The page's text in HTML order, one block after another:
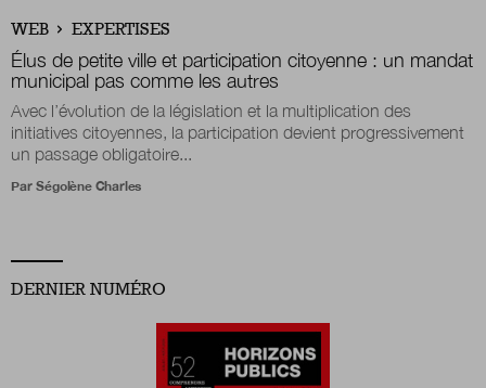
Newsletter
Renseignez votre email afin de suivre l'actualité
de la transformation publique.
Nous suivre sur Twitter
WEB EXPERTISES
Élus de petite ville et participation citoyenne : un mandat
municipal pas comme les autres
Avec l’évolution de la législation et la multiplication des
initiatives citoyennes, la participation devient progressivement
un passage obligatoire...
Par Ségolène Charles
DERNIER NUMÉRO